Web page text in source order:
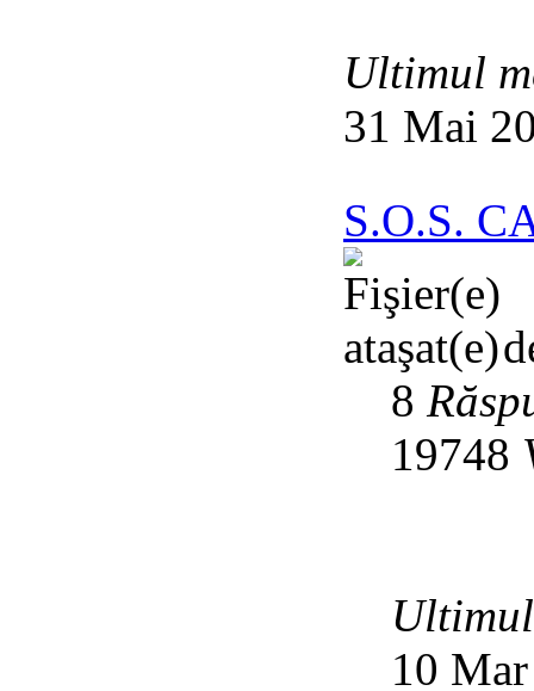
Ultimul
31 Mai
S.O.S.
8
19748
10